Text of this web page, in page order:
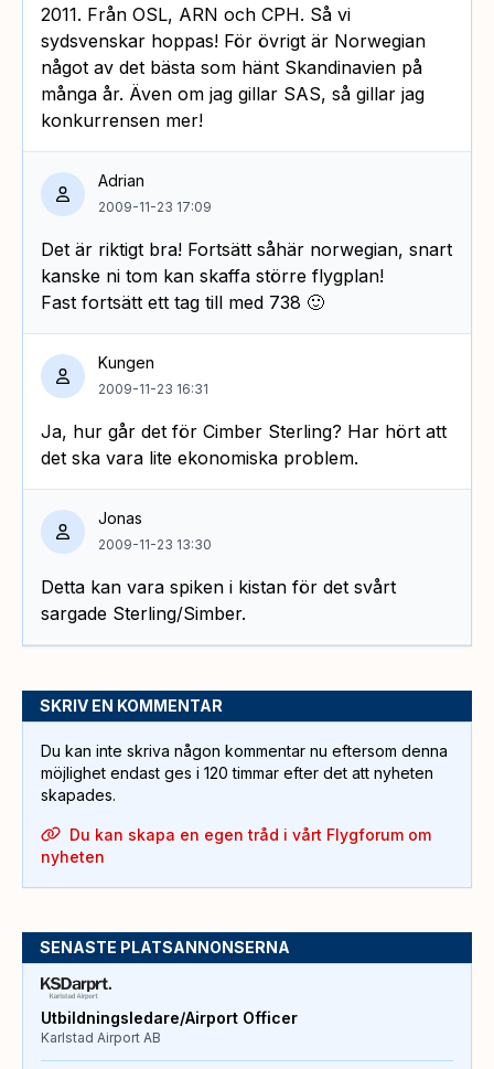
2011. Från OSL, ARN och CPH. Så vi
sydsvenskar hoppas! För övrigt är Norwegian
något av det bästa som hänt Skandinavien på
många år. Även om jag gillar SAS, så gillar jag
konkurrensen mer!
Adrian
2009-11-23 17:09
Det är riktigt bra! Fortsätt såhär norwegian, snart
kanske ni tom kan skaffa större flygplan!
Fast fortsätt ett tag till med 738 🙂
Kungen
2009-11-23 16:31
Ja, hur går det för Cimber Sterling? Har hört att
det ska vara lite ekonomiska problem.
Jonas
2009-11-23 13:30
Detta kan vara spiken i kistan för det svårt
sargade Sterling/Simber.
SKRIV EN KOMMENTAR
Du kan inte skriva någon kommentar nu eftersom denna
möjlighet endast ges i 120 timmar efter det att nyheten
skapades.
Du kan skapa en egen tråd i vårt Flygforum om
nyheten
SENASTE PLATSANNONSERNA
Utbildningsledare/Airport Officer
Karlstad Airport AB